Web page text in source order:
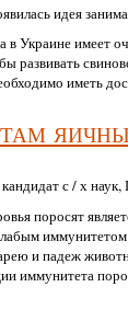
идея
Украине имеет
развивать
иметь
в Украине».
Нидерландов.
с / х наук,
поросят
и падеж
иммунитета